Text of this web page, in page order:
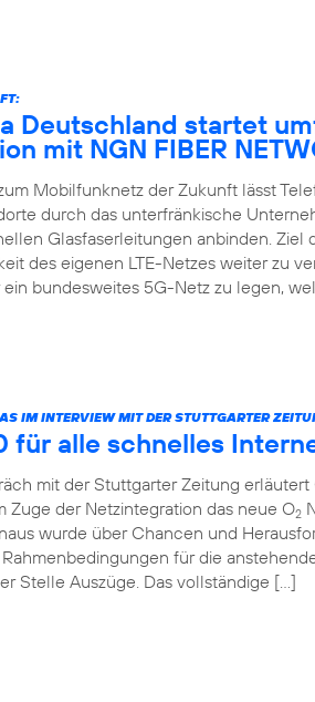
Deutschland startet
mit NGN FIBER
Mobilfunknetz der Zukunft lässt
durch das unterfränkische
Glasfaserleitungen anbinden. Ziel
des eigenen LTE-Netzes weiter zu
bundesweites 5G-Netz zu legen,
IM INTERVIEW MIT DER STUTTGARTER
für alle schnelles
mit der Stuttgarter Zeitung erläutert
Zuge der Netzintegration das neue O2
wurde über Chancen und
für die
Stelle Auszüge. Das vollständige […]